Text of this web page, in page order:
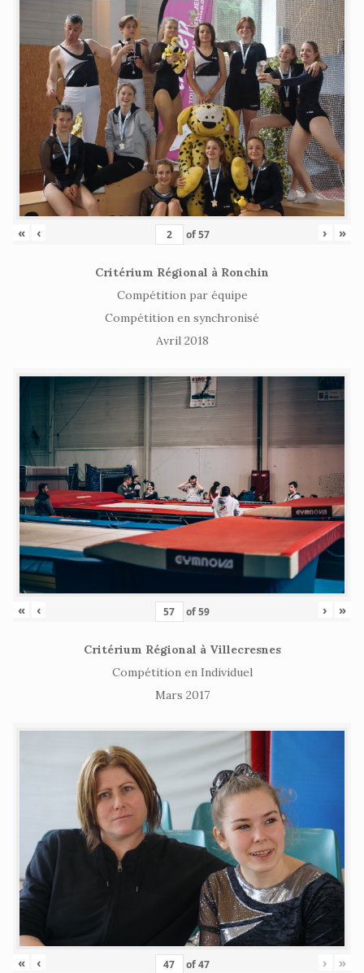
« ‹ of57 › »
Critérium Régional à Ronchin
Compétition par équipe
Compétition en synchronisé
Avril 2018
« ‹ of59 › »
Critérium Régional à Villecresnes
Compétition en Individuel
Mars 2017
« ‹ of47 › »